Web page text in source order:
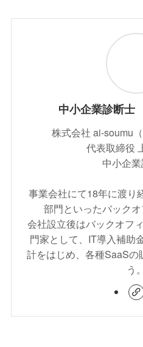
中小企業診断
株式会社 ai-soumu
代表取締役
中小企
事業会社にて18年に渡り
部門といったバックオ
会社設立後はバックオフ
門家として、IT導入補助
計をはじめ、各種SaaS
う。